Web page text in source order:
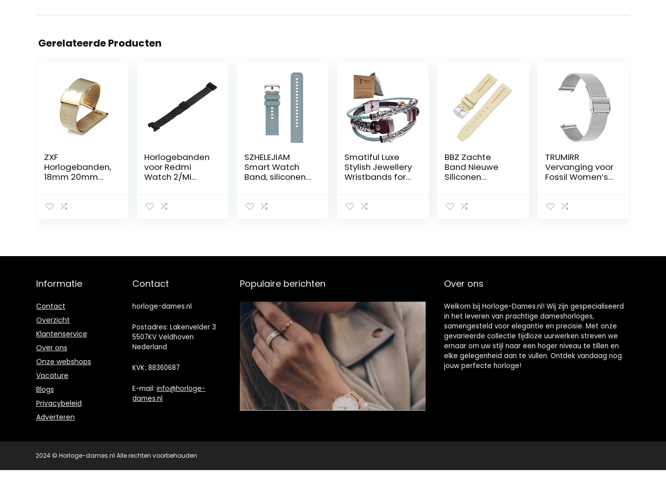
Gerelateerde Producten
ZXF
Horlogebanden,
18mm 20mm
304
Color : Gold,
Horlogebanden
voor Redmi
Watch 2/Mi
Vervangende
Redmi Watch
(Zwart)
SZHELEJIAM
Smart Watch
Band, siliconen
P06 22 mm,
Smatiful Luxe
Stylish Jewellery
Wristbands for
Replacement
Green Aqua
BBZ Zachte
Band Nieuwe
Siliconen
Omega X
Gebogen End
TRUMiRR
Vervanging voor
Fossil Women’s
horlogebandje,
snelontgrendeli
Informatie
Contact
Overzicht
Klantenservice
Over ons
Onze webshops
Vacature
Blogs
Privacybeleid
Adverteren
Contact
horloge-dames.nl
Postadres: Lakenvelder 3
5507KV Veldhoven
Nederland
KVK: 88360687
E-mail:info@horloge-
dames.nl
Populaire berichten Over ons
Welkom bij Horloge-Dames.nl! Wij zijn gespecialiseerd
in het leveren van prachtige dameshorloges,
samengesteld voor elegantie en precisie. Met onze
gevarieerde collectie tijdloze uurwerken streven we
ernaar om uw stijl naar een hoger niveau te tillen en
elke gelegenheid aan te vullen. Ontdek vandaag nog
jouw perfecte horloge!
2024 © Horloge-dames.nl Alle rechten voorbehouden